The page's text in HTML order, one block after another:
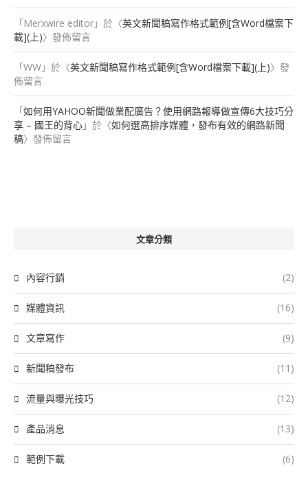
「Merxwire editor 」於〈英文新聞稿寫作格式範例[含Word檔案下
載](上)〉發佈留言
「WW 」於〈英文新聞稿寫作格式範例[含Word檔案下載](上)〉發
佈留言
「如何用YAHOO新聞做業配廣告？使用網路報導做宣傳6大技巧分
享 – 國王的背心 」於〈如何選高排序媒體，發布有效的網路新聞
稿〉發佈留言
文章分類
內容行銷 (2)
媒體資訊 (16)
文章寫作 (9)
新聞稿發布 (11)
流量與曝光技巧 (12)
產品消息 (13)
範例下載 (6)